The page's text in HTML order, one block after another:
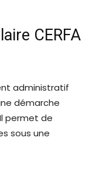
CERFA
administratif
démarche
permet de
sous une